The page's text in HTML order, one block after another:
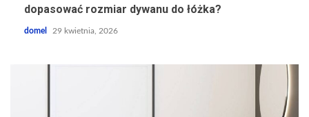
dopasować rozmiar dywanu do łóżka?
domel 29 kwietnia, 2026